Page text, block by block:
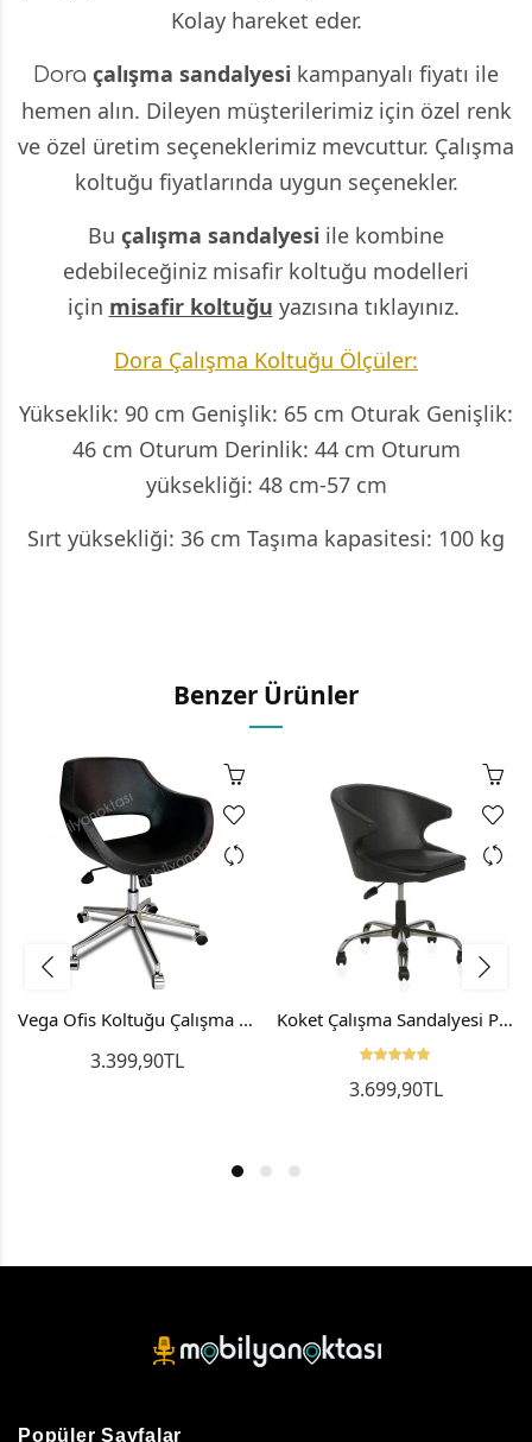
Kolay hareket eder.
Dora çalışma sandalyesi kampanyalı fiyatı ile
hemen alın. Dileyen müşterilerimiz için özel renk
ve özel üretim seçeneklerimiz mevcuttur. Çalışma
koltuğu fiyatlarında uygun seçenekler.
Bu çalışma sandalyesi ile kombine
edebileceğiniz misafir koltuğu modelleri
için misafir koltuğu yazısına tıklayınız.
Dora Çalışma Koltuğu Ölçüler:
Yükseklik: 90 cm Genişlik: 65 cm Oturak Genişlik:
46 cm Oturum Derinlik: 44 cm Oturum
yüksekliği: 48 cm-57 cm
Sırt yüksekliği: 36 cm Taşıma kapasitesi: 100 kg
Benzer Ürünler
Vega Ofis Koltuğu Çalışma Koltuğu Personel Koltuğu Bilgisayar Koltuğu
3.399,90TL
Koket Çalışma Sandalyesi Personel Koltuğu Ofis Koltuğu Bilgisayar Sandalyesi
3.699,90TL
Popüler Sayfalar